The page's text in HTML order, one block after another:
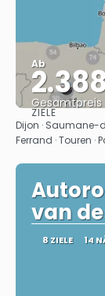
Ab
Gesamtpreis
ZIELE
Dijon · Saumane-
Ferrand · Touren ·
van de
8 ZIELE 14